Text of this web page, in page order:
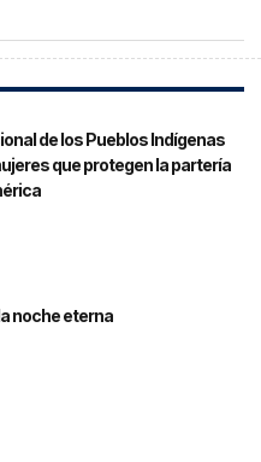
de los Pueblos Indígenas
que protegen la partería
noche eterna